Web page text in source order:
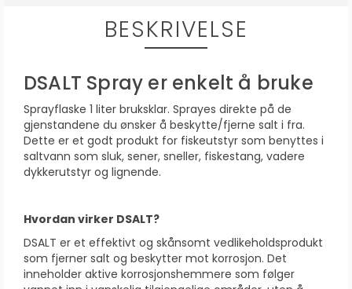
BESKRIVELSE
DSALT Spray er enkelt å bruke
Sprayflaske 1 liter bruksklar. Sprayes direkte på de
gjenstandene du ønsker å beskytte/fjerne salt i fra.
Dette er et godt produkt for fiskeutstyr som benyttes i
saltvann som sluk, sener, sneller, fiskestang, vadere
dykkerutstyr og lignende.
Hvordan virker DSALT?
DSALT er et effektivt og skånsomt vedlikeholdsprodukt
som fjerner salt og beskytter mot korrosjon. Det
inneholder aktive korrosjonshemmere som følger